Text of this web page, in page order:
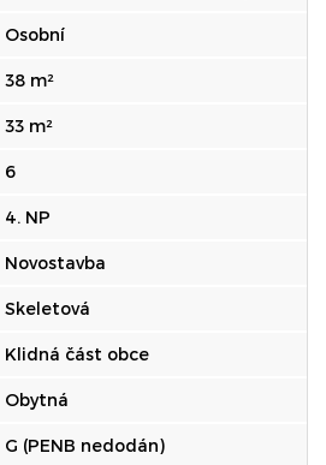
Osobní
38 m²
33 m²
6
4. NP
Novostavba
Skeletová
Klidná část obce
Obytná
G (PENB nedodán)